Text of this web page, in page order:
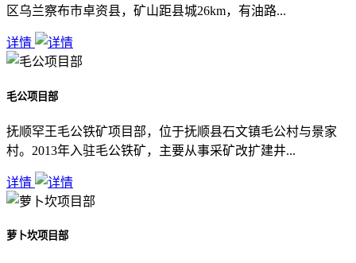
区乌兰察布市卓资县，矿山距县城26km，有油路...
详情
毛公项目部
抚顺罕王毛公铁矿项目部，位于抚顺县石文镇毛公村与景家
村。2013年入驻毛公铁矿，主要从事采矿改扩建井...
详情
萝卜坎项目部